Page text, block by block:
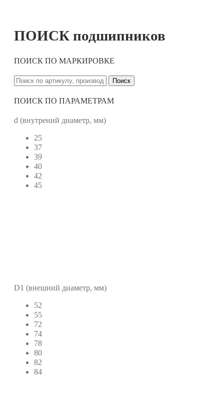
ПОИСК подшипников
ПОИСК ПО МАРКИРОВКЕ
Поиск
ПОИСК ПО ПАРАМЕТРАМ
d (внутрений диаметр, мм)
25
37
39
40
42
45
D1 (внешний диаметр, мм)
52
55
72
74
78
80
82
84